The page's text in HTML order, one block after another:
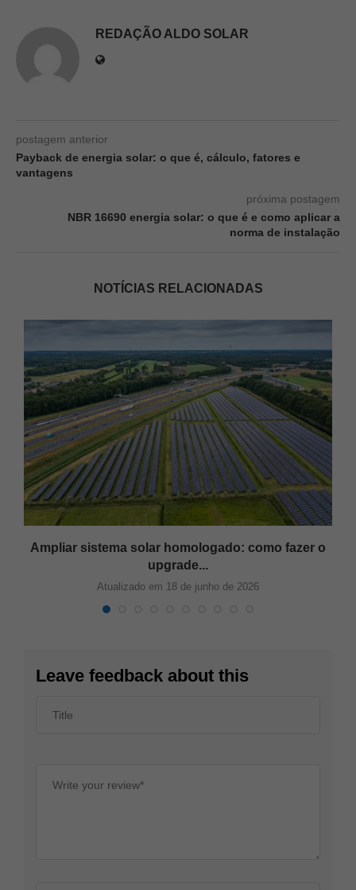
REDAÇÃO ALDO SOLAR
postagem anterior
Payback de energia solar: o que é, cálculo, fatores e
vantagens
próxima postagem
NBR 16690 energia solar: o que é e como aplicar a
norma de instalação
NOTÍCIAS RELACIONADAS
Ampliar sistema solar homologado: como fazer o
upgrade...
Atualizado em 18 de junho de 2026
Leave feedback about this